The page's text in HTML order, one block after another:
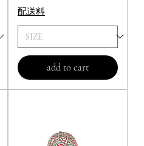
配送料
add to cart